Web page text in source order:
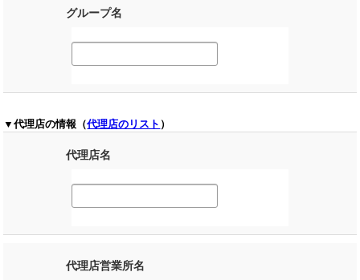
グループ名
▼代理店の情報（代理店のリスト ）
代理店名
代理店営業所名